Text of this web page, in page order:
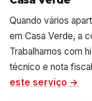
Quando vários
em Casa Verde, a
Trabalhamos com
técnico e nota
este serviço →